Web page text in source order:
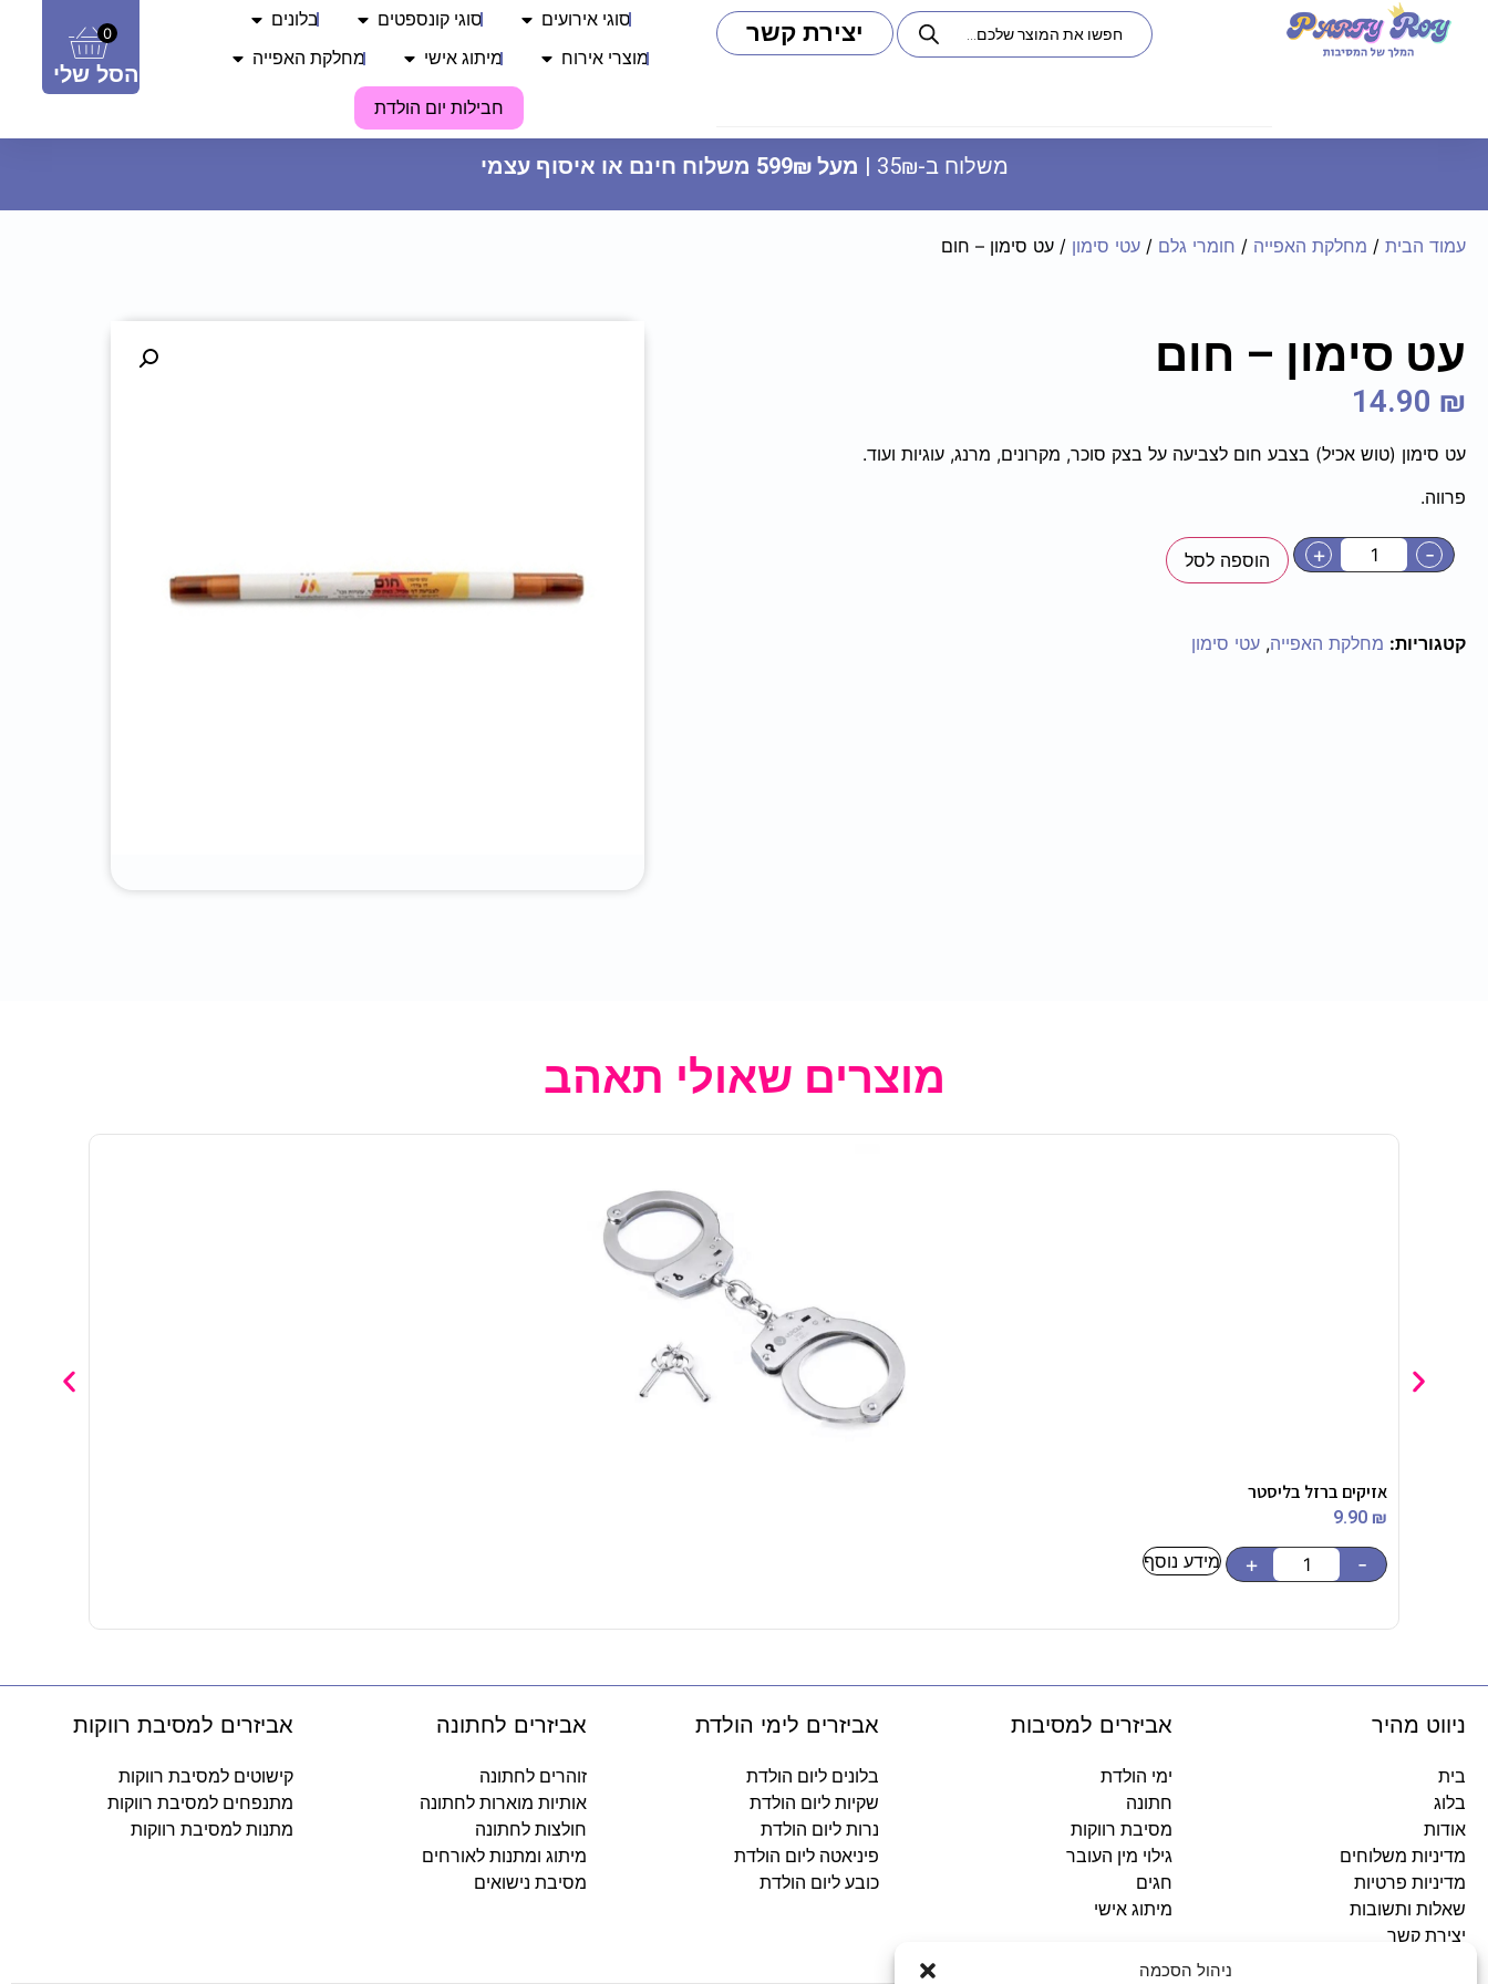
ניהול הסכמה
כרית - מכבי תל אביב
0
הסל שלי
יצירת קשר סוגי אירועים סוגי קונספטים בלונים
מוצרי אירוח מיתוג אישי מחלקת האפייה
חבילות יום הולדת
משלוח ב-35₪ | מעל 599₪ משלוח חינם או איסוף עצמי
עמוד הבית / מחלקת האפייה / חומרי גלם / עטי סימון / עט סימון – חום
עט סימון – חום
14.90 ₪
עט סימון (טוש אכיל) בצבע חום לצביעה על בצק סוכר, מקרונים, מרנג, עוגיות ועוד.
פרווה.
-
+ הוספה לסל
קטגוריות: מחלקת האפייה, עטי סימון
מוצרים שאולי תאהב
אזיקים ברזל בליסטר
9.90 ₪
-
+ מידע נוסף
ניווט מהיר
בית
בלוג
אודות
מדיניות משלוחים
מדיניות פרטיות
שאלות ותשובות
יצירת קשר
אביזרים למסיבות
ימי הולדת
חתונה
מסיבת רווקות
גילוי מין העובר
חגים
מיתוג אישי
אביזרים לימי הולדת
בלונים ליום הולדת
שקיות ליום הולדת
נרות ליום הולדת
פיניאטה ליום הולדת
כובע ליום הולדת
אביזרים לחתונה
זוהרים לחתונה
אותיות מוארות לחתונה
חולצות לחתונה
מיתוג ומתנות לאורחים
מסיבת נישואים
אביזרים למסיבת רווקות
קישוטים למסיבת רווקות
מתנפחים למסיבת רווקות
מתנות למסיבת רווקות